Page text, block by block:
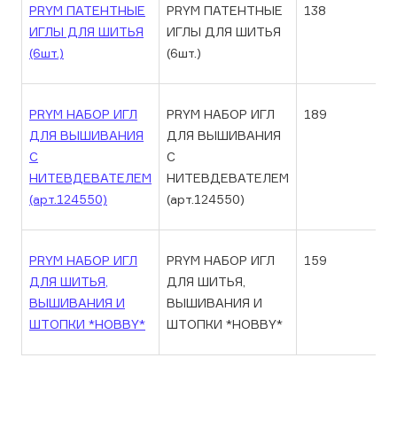
PRYM ПАТЕНТНЫЕ
ИГЛЫ ДЛЯ ШИТЬЯ
(6шт.)
PRYM ПАТЕНТНЫЕ
ИГЛЫ ДЛЯ ШИТЬЯ
(6шт.)
138
PRYM НАБОР ИГЛ
ДЛЯ ВЫШИВАНИЯ
С
НИТЕВДЕВАТЕЛЕМ
(арт.124550)
PRYM НАБОР ИГЛ
ДЛЯ ВЫШИВАНИЯ
С
НИТЕВДЕВАТЕЛЕМ
(арт.124550)
189
PRYM НАБОР ИГЛ
ДЛЯ ШИТЬЯ,
ВЫШИВАНИЯ И
ШТОПКИ *HOBBY*
PRYM НАБОР ИГЛ
ДЛЯ ШИТЬЯ,
ВЫШИВАНИЯ И
ШТОПКИ *HOBBY*
159